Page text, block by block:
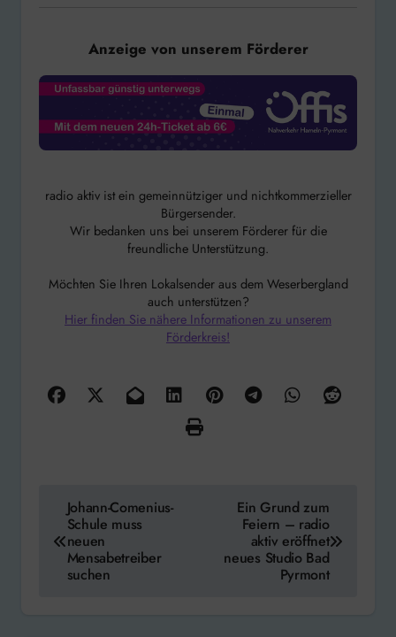
Anzeige von unserem Förderer
radio aktiv ist ein gemeinnütziger und nichtkommerzieller
Bürgersender.
Wir bedanken uns bei unserem Förderer für die
freundliche Unterstützung.
Möchten Sie Ihren Lokalsender aus dem Weserbergland
auch unterstützen?
Hier finden Sie nähere Informationen zu unserem
Förderkreis!
Beitragsnavigation
Johann-Comenius-
Schule muss
neuen
Mensabetreiber
suchen
Ein Grund zum
Feiern – radio
aktiv eröffnet
neues Studio Bad
Pyrmont